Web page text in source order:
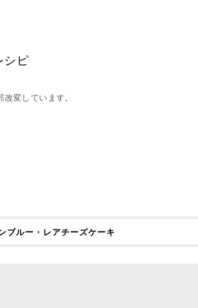
シピ
変しています。
ブルー・レアチーズケーキ